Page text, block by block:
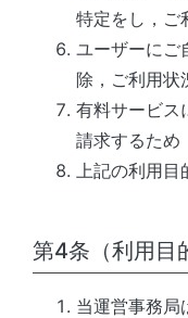
特定をし，ご
ユーザーにご
除，ご利用状
有料サービス
請求するため
上記の利用目
第4条（利用目
当運営事務局